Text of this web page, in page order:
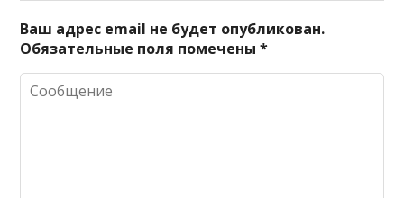
Ваш адрес email не будет опубликован.
Обязательные поля помечены*